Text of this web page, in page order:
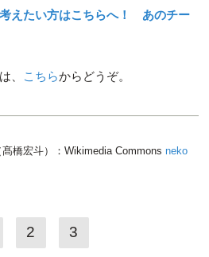
えたい方はこちらへ！ あのチー
、 こちらからどうぞ。
橋宏斗）：Wikimedia Commons neko
2 3